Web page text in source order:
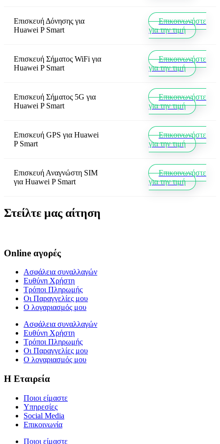
Επισκευή Δόνησης για
Huawei P Smart
Επικοινωνήστε
για την τιμή
Επισκευή Σήματος WiFi για
Huawei P Smart
Επικοινωνήστε
για την τιμή
Επισκευή Σήματος 5G για
Huawei P Smart
Επικοινωνήστε
για την τιμή
Επισκευή GPS για Huawei
P Smart
Επικοινωνήστε
για την τιμή
Επισκευή Αναγνώστη SIM
για Huawei P Smart
Επικοινωνήστε
για την τιμή
Στείλτε μας αίτηση
Online αγορές
Ασφάλεια συναλλαγών
Ευθύνη Χρήστη
Τρόποι Πληρωμής
Οι Παραγγελίες μου
Ο λογαριασμός μου
Ασφάλεια συναλλαγών
Ευθύνη Χρήστη
Τρόποι Πληρωμής
Οι Παραγγελίες μου
Ο λογαριασμός μου
Η Εταιρεία
Ποιοι είμαστε
Υπηρεσίες
Social Media
Επικοινωνία
Ποιοι είμαστε